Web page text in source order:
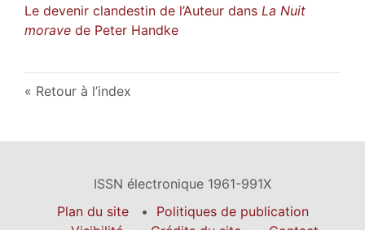
Le devenir clandestin de l’Auteur dans La Nuit
morave de Peter Handke
Retour à l’index
ISSN électronique 1961-991X
Plan du site
Politiques de publication